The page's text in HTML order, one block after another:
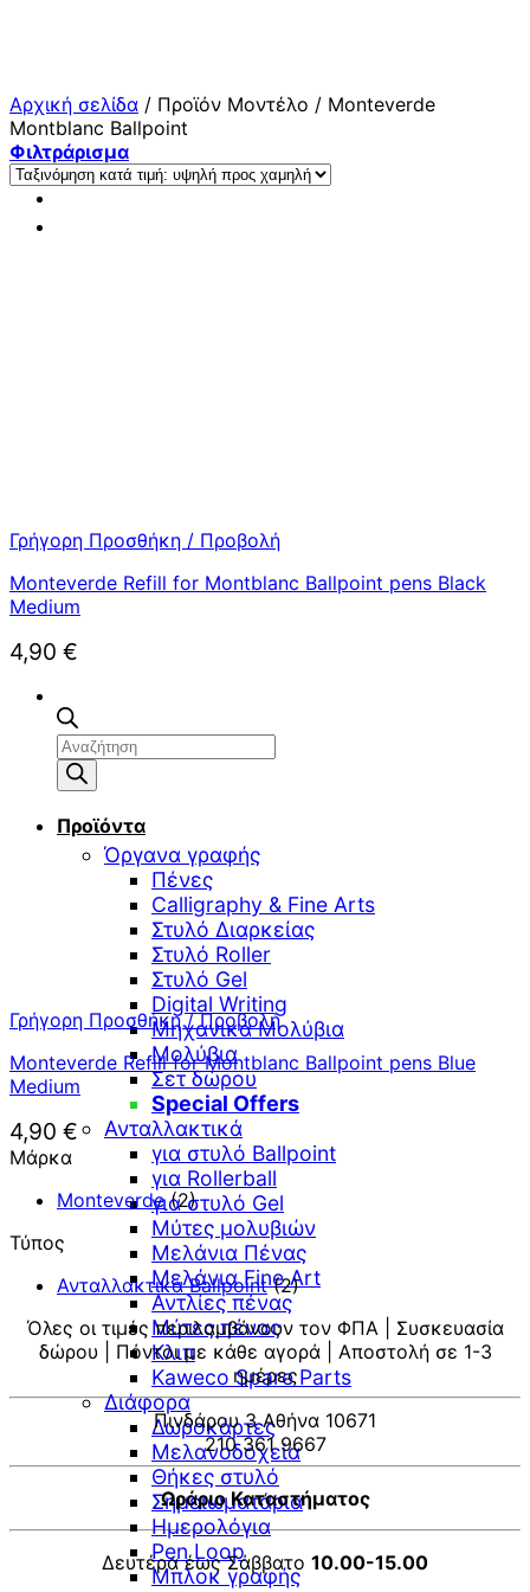
Αναζήτηση
προϊόντων
Προϊόντα
Όργανα γραφής
Πένες
Calligraphy & Fine Arts
Στυλό Διαρκείας
Στυλό Roller
Στυλό Gel
Digital Writing
Μηχανικά Μολύβια
Μολύβια
Σετ δώρου
Special Offers
Ανταλλακτικά
για στυλό Ballpoint
για Rollerball
για στυλό Gel
Μύτες μολυβιών
Μελάνια Πένας
Μελάνια Fine Art
Αντλίες πένας
Μύτες πένας
Κλιπ
Kaweco Spare Parts
Διάφορα
Δωροκάρτες
Μελανοδοχεία
Θήκες στυλό
Σημειωματάρια
Ημερολόγια
Pen Loop
Μπλοκ γραφής
Αρχική σελίδα / Προϊόν Μοντέλο / Monteverde
Montblanc Ballpoint
Φιλτράρισμα
Γρήγορη Προσθήκη / Προβολή
Monteverde Refill for Montblanc Ballpoint pens Black
Medium
4,90 €
Γρήγορη Προσθήκη / Προβολή
Monteverde Refill for Montblanc Ballpoint pens Blue
Medium
4,90 €
Μάρκα
Monteverde (2)
Τύπος
Ανταλλακτικά Ballpoint (2)
Όλες οι τιμές περιλαμβάνουν τον ΦΠΑ | Συσκευασία
δώρου | Πόντοι με κάθε αγορά | Αποστολή σε 1-3
ημέρες
Πινδάρου 3 Αθήνα 10671
210 361 9667
Ωράριο Καταστήματος
Δευτέρα έως Σάββατο 10.00-15.00